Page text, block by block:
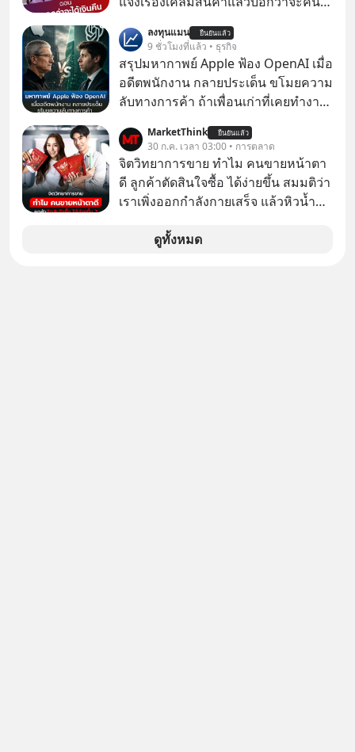
เรื่องจ้อจี้ หาคำตอบได้ที่ “ป้าเก๋าเล่ากล
โกง” EP4 ตอน “เขาบอกว่าจะได้เงิน
คืน” #ป้าเก๋าเล่ากลโกง #แก้เกมกลโกง
#อยู่อย่างยั่งยืน #Cybersecurity #เตือน
ลงทุนแมน ยืนยันแล้ว
9 ชั่วโมงที่แล้ว • ธุรกิจ
สรุปมหากาพย์ Apple ฟ้อง OpenAI เมื่อ
อดีตพนักงาน กลายประเด็น ขโมยความ
ลับทางการค้า ถ้าเพื่อนเก่าที่เคยทำงาน
เก่าที่เขาเคยทำไว้ ตอนยังอยู่บริษัท
เดียวกัน
MarketThink ยืนยันแล้ว
30 ก.ค. เวลา 03:00 • การตลาด
จิตวิทยาการขาย ทำไม คนขายหน้าตา
ดี ลูกค้าตัดสินใจซื้อ ได้ง่ายขึ้น สมมติว่า
เราเพิ่งออกกำลังกายเสร็จ แล้วหิวน้ำ
ขายของเหมือนกันทุกอย่าง
ดูทั้งหมด